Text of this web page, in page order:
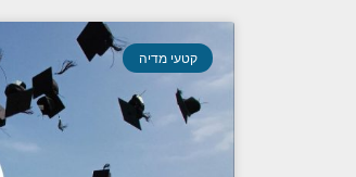
קטעי מדיה